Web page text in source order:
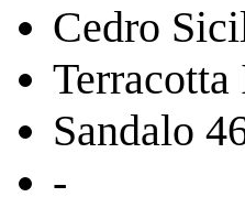
Cedro
Sandalo
-